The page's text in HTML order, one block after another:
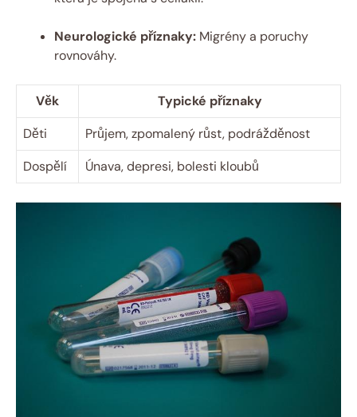
Neurologické příznaky: Migrény a poruchy
rovnováhy.
Věk
Typické příznaky
Děti
Průjem, zpomalený růst, podrážděnost
Dospělí
Únava, depresi, bolesti kloubů